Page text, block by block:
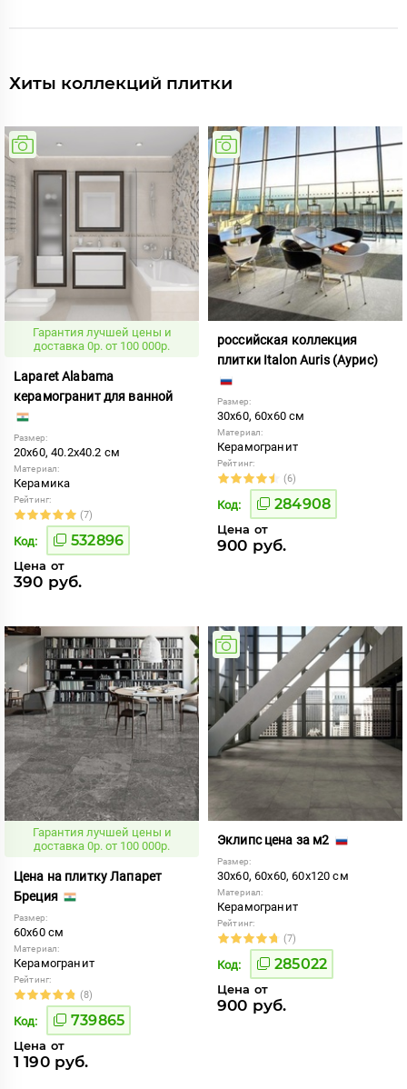
Хиты коллекций плитки
Гарантия лучшей цены и
доставка 0р. от 100 000р.
Laparet Alabama
керамогранит для ванной
Размер:
20x60, 40.2x40.2 см
Материал:
Керамика
Рейтинг:
(7)
Код: 532896
Цена от
390 руб.
российская коллекция
плитки Italon Auris (Аурис)
Размер:
30x60, 60x60 см
Материал:
Керамогранит
Рейтинг:
(6)
Код: 284908
Цена от
900 руб.
Гарантия лучшей цены и
доставка 0р. от 100 000р.
Цена на плитку Лапарет
Бреция
Размер:
60x60 см
Материал:
Керамогранит
Рейтинг:
(8)
Код: 739865
Цена от
1 190 руб.
Эклипс цена за м2
Размер:
30x60, 60x60, 60x120 см
Материал:
Керамогранит
Рейтинг:
(7)
Код: 285022
Цена от
900 руб.